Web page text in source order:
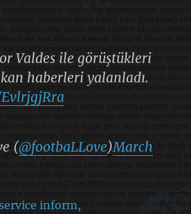
Valdes ile görüştükleri
haberleri yalanladı.
(@footbaLLove)March